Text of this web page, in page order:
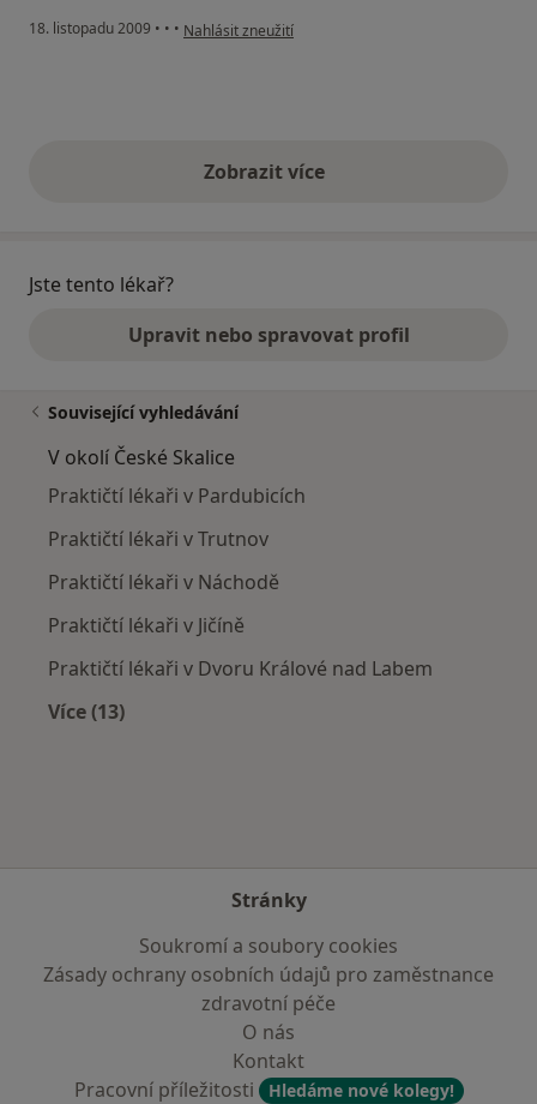
18. listopadu 2009 • • • podle názoru uživatele Váš účet byl odstraněn
Nahlásit zneužití
Zobrazit vícevýše uvedené názory
Jste tento lékař?
Upravit nebo spravovat profil
Související vyhledávání
V okolí České Skalice
Praktičtí lékaři v Pardubicích
Praktičtí lékaři v Trutnov
Praktičtí lékaři v Náchodě
Praktičtí lékaři v Jičíně
Praktičtí lékaři v Dvoru Králové nad Labem
Více (13)
Stránky
Soukromí a soubory cookies
Zásady ochrany osobních údajů pro zaměstnance
zdravotní péče
O nás
Kontakt
Pracovní příležitosti
Hledáme nové kolegy!